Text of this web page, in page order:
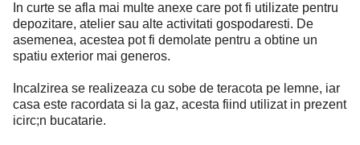
In curte se afla mai multe anexe care pot fi utilizate pentru
depozitare, atelier sau alte activitati gospodaresti. De
asemenea, acestea pot fi demolate pentru a obtine un
spatiu exterior mai generos.
Incalzirea se realizeaza cu sobe de teracota pe lemne, iar
casa este racordata si la gaz, acesta fiind utilizat in prezent
icirc;n bucatarie.